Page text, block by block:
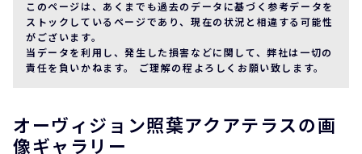
このページは、あくまでも過去のデータに基づく参考データを
ストックしているページであり、現在の状況と相違する可能性
がございます。
当データを利用し、発生した損害などに関して、弊社は一切の
責任を負いかねます。 ご理解の程よろしくお願い致します。
オーヴィジョン照葉アクアテラスの画
像ギャラリー